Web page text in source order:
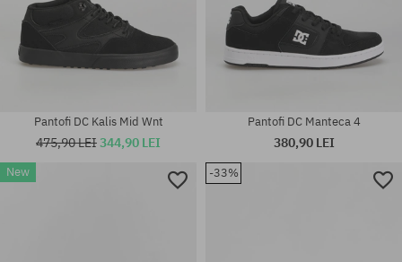
Mărimi existente:
Pantofi DC Kalis Mid Wnt
475,90 LEI344,90 LEI
Pantofi DC Manteca 4
380,90 LEI
New -33%